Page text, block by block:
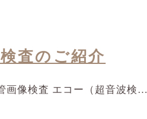
査のご紹介
画像検査 エコー（超音波検…